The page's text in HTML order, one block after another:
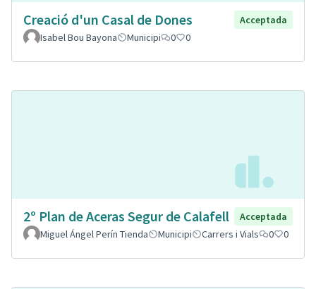
Creació d'un Casal de Dones
Acceptada
Isabel Bou Bayona
Municipi 0 0
2º Plan de Aceras Segur de Calafell
Acceptada
Miguel Ángel Perín Tienda
Municipi Carrers i Vials 0 0